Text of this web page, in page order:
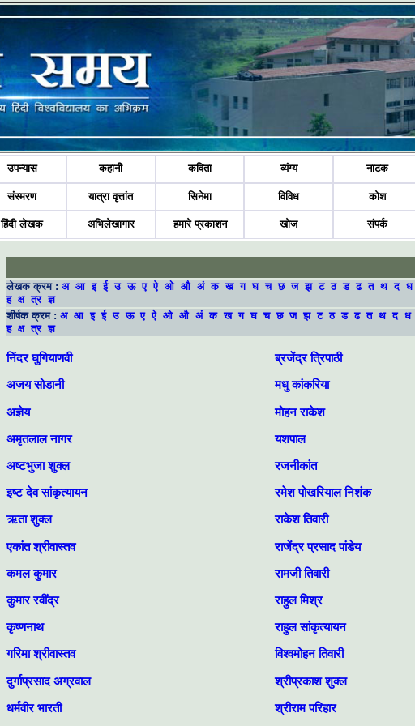
उपन्यास कहानी कविता व्यंग्य नाटक
संस्मरण यात्रा वृत्तांत सिनेमा विविध कोश
हिंदी लेखक अभिलेखागार हमारे प्रकाशन खोज संपर्क
लेखक क्रम : अ आ इ ई उ ऊ ए ऐ ओ औ अं क ख ग घ च छ ज झ ट ठ ड ढ त थ द ध
ह क्ष त्र ज्ञ
शीर्षक क्रम : अ आ इ ई उ ऊ ए ऐ ओ औ अं क ख ग घ च छ ज झ ट ठ ड ढ त थ द ध
ह क्ष त्र ज्ञ
निंदर घुगियाणवी
अजय सोडानी
अज्ञेय
अमृतलाल नागर
अष्‍टभुजा शुक्‍ल
इष्ट देव सांकृत्यायन
ऋता शुक्ल
एकांत श्रीवास्तव
कमल कुमार
कुमार रवींद्र
कृष्णनाथ
गरिमा श्रीवास्तव
दुर्गाप्रसाद अग्रवाल
धर्मवीर भारती
ब्रजेंद्र त्रिपाठी
मधु कांकरिया
मोहन राकेश
यशपाल
रजनीकांत
रमेश पोखरियाल निशंक
राकेश तिवारी
राजेंद्र प्रसाद पांडेय
रामजी तिवारी
राहुल मिश्र
राहुल सांकृत्यायन
विश्वमोहन तिवारी
श्रीप्रकाश शुक्ल
श्रीराम परिहार